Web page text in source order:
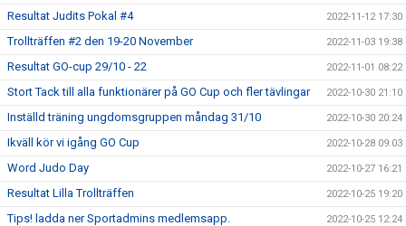
Resultat Judits Pokal #4 2022-11-12 17:30
Trollträffen #2 den 19-20 November 2022-11-03 19:38
Resultat GO-cup 29/10 - 22 2022-11-01 08:22
Stort Tack till alla funktionärer på GO Cup och fler tävlingar 2022-10-30 21:10
Inställd träning ungdomsgruppen måndag 31/10 2022-10-30 20:24
Ikväll kör vi igång GO Cup 2022-10-28 09:03
Word Judo Day 2022-10-27 16:21
Resultat Lilla Trollträffen 2022-10-25 19:20
Tips! ladda ner Sportadmins medlemsapp. 2022-10-25 12:24